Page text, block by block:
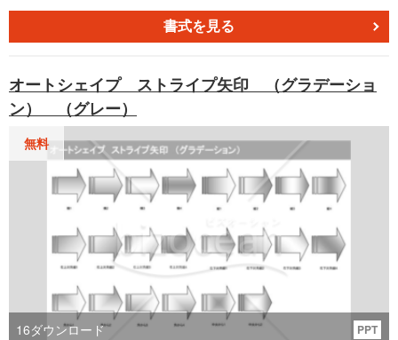
意しており、無料でダウンロードすることが可能です。 Po
werPointやWordで作成した資料やレポートに、「上下矢印
さい。
書式を見る
オートシェイプ ストライプ矢印 （グラデーショ
ン） （グレー）
無料
16ダウンロード PPT